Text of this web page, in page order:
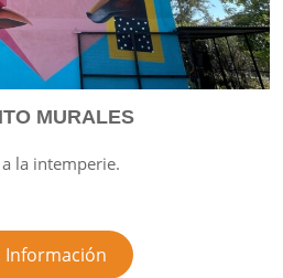
MURALES
la intemperie.
Información